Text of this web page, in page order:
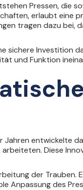
Pressen, die
erlaubt eine
tragen dazu bei,
sichere Investition
und Funktion
entwickelte
Diese
der Trauben.
Anpassung des